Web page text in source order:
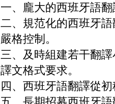
一、龐大的西班牙語
二、規范化的西班牙
嚴格控制。
三、及時組建若干翻
譯文格式要求。
四、西班牙語翻譯從